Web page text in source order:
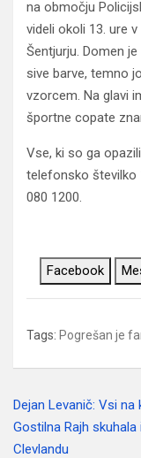
na območju
videli okoli 13. ure
Šentjurju. Domen
sive barve, temno
vzorcem. Na glavi
športne copate
Vse, ki so ga
telefonsko številko
080 1200.
Facebook
Tags: Pogrešan je
Navigacija
prispevka
Dejan Levanič: Vsi na
Gostilna Rajh
Clevlandu